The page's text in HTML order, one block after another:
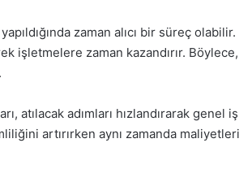
zaman alıcı bir süreç olabilir.
işletmelere zaman kazandırır. Böylece,
atılacak adımları hızlandırarak genel iş
artırırken aynı zamanda maliyetleri